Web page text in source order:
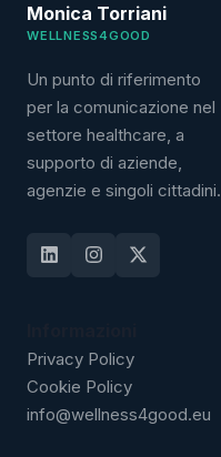
Monica Torriani
WELLNESS4GOOD
Un punto di riferimento
per la comunicazione nel
settore healthcare, a
supporto di aziende,
agenzie e singoli cittadini.
Privacy Policy
Cookie Policy
info@wellness4good.eu